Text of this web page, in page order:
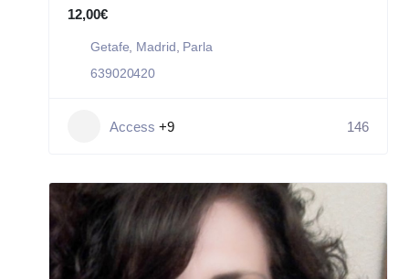
12,00€
Getafe Madrid Parla
639020420
Access +9 146